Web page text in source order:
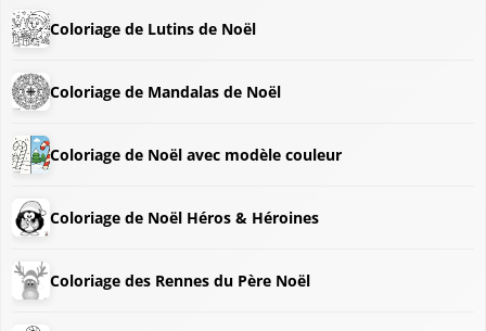
Coloriage de Lutins de Noël
Coloriage de Mandalas de Noël
Coloriage de Noël avec modèle couleur
Coloriage de Noël Héros & Héroines
Coloriage des Rennes du Père Noël